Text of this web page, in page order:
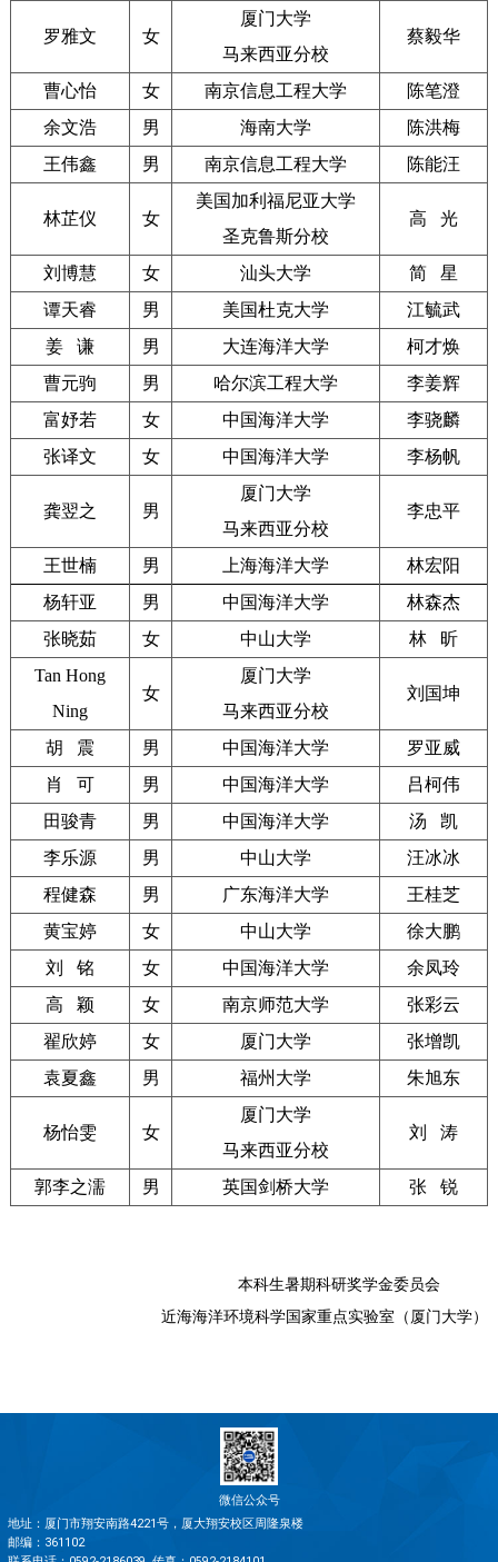
罗雅文 女
厦门大学
马来西亚分校
蔡毅华
曹心怡 女 南京信息工程大学
陈笔澄
余文浩
男 海南大学
陈洪梅
王伟鑫
男 南京信息工程大学 陈能汪
林芷仪 女
美国加利福尼亚大学
圣克鲁斯分校
高 光
刘博慧 女 汕头大学
简 星
谭天睿
男 美国杜克大学
江毓武
姜 谦
男 大连海洋大学
柯才焕
曹元驹
男 哈尔滨工程大学
李姜辉
富妤若
女 中国海洋大学
李骁麟
张译文
女 中国海洋大学 李杨帆
龚翌之 男
厦门大学
马来西亚分校
李忠平
王世楠 男 上海海洋大学
林宏阳
杨轩亚
男 中国海洋大学
林森杰
张晓茹
女 中山大学
林 昕
Tan Hong
Ning
女
厦门大学
马来西亚分校
刘国坤
胡 震 男 中国海洋大学
罗亚威
肖 可
男 中国海洋大学
吕柯伟
田骏青
男 中国海洋大学
汤 凯
李乐源
男 中山大学
汪冰冰
程健森
男 广东海洋大学
王桂芝
黄宝婷
女 中山大学
徐大鹏
刘 铭
女 中国海洋大学
余凤玲
高 颖
女 南京师范大学
张彩云
翟欣婷
女 厦门大学
张增凯
袁夏鑫
男 福州大学 朱旭东
杨怡雯 女
厦门大学
马来西亚分校
刘 涛
郭李之濡 男 英国剑桥大学 张 锐
本科生暑期科研奖学金委员会
近海海洋环境科学国家重点实验室（厦门大学）
微信公众号
地址：厦门市翔安南路4221号，厦大翔安校区周隆泉楼
邮编：361102